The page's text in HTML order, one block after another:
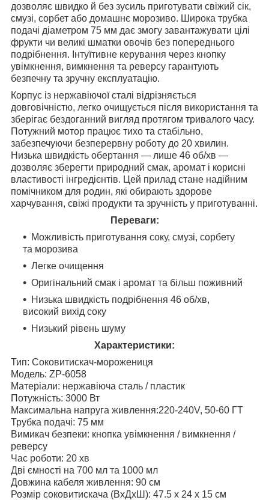
дозволяє швидко й без зусиль приготувати свіжий сік,
смузі, сорбет або домашнє морозиво. Широка трубка
подачі діаметром 75 мм дає змогу завантажувати цілі
фрукти чи великі шматки овочів без попереднього
подрібнення. Інтуїтивне керування через кнопку
увімкнення, вимкнення та реверсу гарантують
безпечну та зручну експлуатацію.
Корпус із нержавіючої сталі відрізняється
довговічністю, легко очищується після використання та
зберігає бездоганний вигляд протягом тривалого часу.
Потужний мотор працює тихо та стабільно,
забезпечуючи безперервну роботу до 20 хвилин.
Низька швидкість обертання — лише 46 об/хв —
дозволяє зберегти природний смак, аромат і корисні
властивості інгредієнтів. Цей прилад стане надійним
помічником для родин, які обирають здорове
харчування, свіжі продукти та зручність у приготуванні.
Переваги:
Можливість приготування соку, смузі, сорбету
та морозива
Легке очищення
Оригінальний смак і аромат та більш поживний
Низька швидкість подрібнення 46 об/хв,
високий вихід соку
Низький рівень шуму
Характеристики:
Тип: Соковитискач-морожениця
Модель: ZP-6058
Матеріали: нержавіюча сталь / пластик
Потужність: 3000 Вт
Максимальна напруга живлення:220-240V, 50-60 ГТ
Трубка подачі: 75 мм
Вимикач безпеки: кнопка увімкнення / вимкнення /
реверсу
Час роботи: 20 хв
Дві ємності на 700 мл та 1000 мл
Довжина кабеля живлення: 90 см
Розмір соковитискача (ВхДхШ): 47.5 х 24 х 15 см